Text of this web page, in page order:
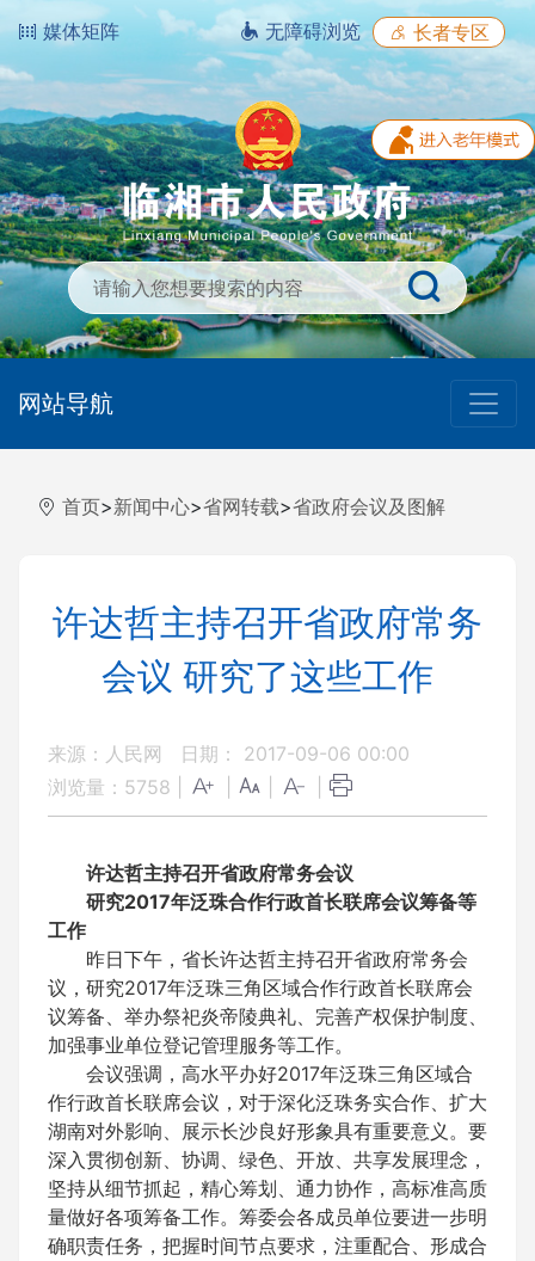
媒体矩阵 无障碍浏览 长者专区
网站导航
首页>新闻中心>省网转载>省政府会议及图解
许达哲主持召开省政府常务
会议 研究了这些工作
来源：人民网
日期： 2017-09-06 00:00
浏览量： 5758
许达哲主持召开省政府常务会议
研究2017年泛珠合作行政首长联席会议筹备等
工作
昨日下午，省长许达哲主持召开省政府常务会
议，研究2017年泛珠三角区域合作行政首长联席会
议筹备、举办祭祀炎帝陵典礼、完善产权保护制度、
加强事业单位登记管理服务等工作。
会议强调，高水平办好2017年泛珠三角区域合
作行政首长联席会议，对于深化泛珠务实合作、扩大
湖南对外影响、展示长沙良好形象具有重要意义。要
深入贯彻创新、协调、绿色、开放、共享发展理念，
坚持从细节抓起，精心筹划、通力协作，高标准高质
量做好各项筹备工作。筹委会各成员单位要进一步明
确职责任务，把握时间节点要求，注重配合、形成合